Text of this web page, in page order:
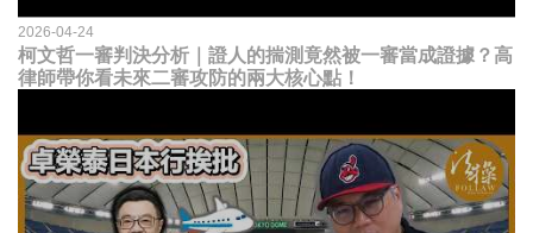
2026-04-24
柯文哲一審判決分析｜證人的揣測竟然被一審當成證據？高
律師帶你看未來二審攻防的兩大核心點！